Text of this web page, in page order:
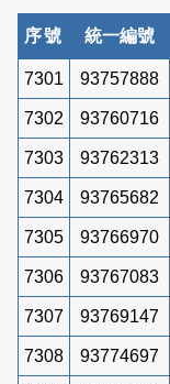
序號 統一編號
7301 93757888
7302 93760716
7303 93762313
7304 93765682
7305 93766970
7306 93767083
7307 93769147
7308 93774697